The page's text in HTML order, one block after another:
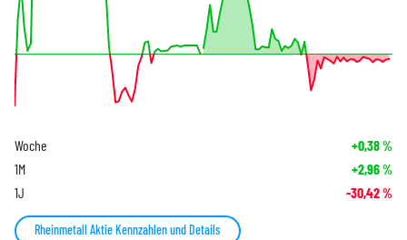
Woche +0,38%
1M +2,96%
1J -30,42%
Rheinmetall Aktie Kennzahlen und Details